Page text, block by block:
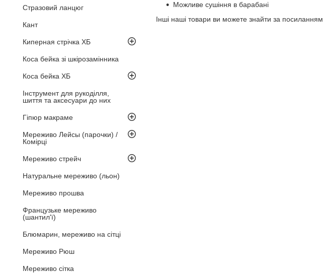
Стразовий ланцюг
Кант
Киперная стрічка ХБ
Коса бейка зі шкірозамінника
Коса бейка ХБ
Інструмент для рукоділля,
шиття та аксесуари до них
Гіпюр макраме
Мереживо Лейсы (парочки) /
Комірці
Мереживо стрейч
Натуральне мереживо (льон)
Мереживо прошва
Французьке мереживо
(шантил'ї)
Блюмарин, мереживо на сітці
Мереживо Рюш
Мереживо сітка
Можливе сушіння в барабані
Інші наші товари ви можете знайти за посиланням